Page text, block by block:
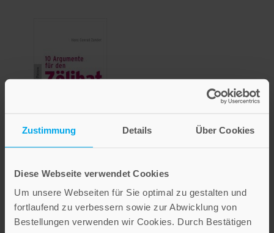
Zustimmung Details Über Cookies
Diese Webseite verwendet Cookies
Um unsere Webseiten für Sie optimal zu gestalten und
fortlaufend zu verbessern sowie zur Abwicklung von
Bestellungen verwenden wir Cookies. Durch Bestätigen
Zehn Argumente für den
7,95 €
Inkl. 7% MwSt.,exkl.Versandkosten